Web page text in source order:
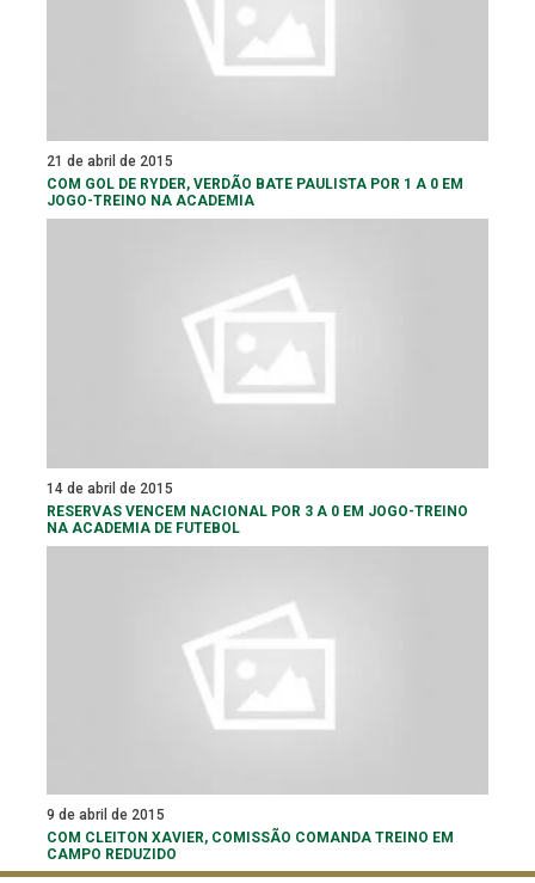
21 de abril de 2015
COM GOL DE RYDER, VERDÃO BATE PAULISTA POR 1 A 0 EM
JOGO-TREINO NA ACADEMIA
14 de abril de 2015
RESERVAS VENCEM NACIONAL POR 3 A 0 EM JOGO-TREINO
NA ACADEMIA DE FUTEBOL
9 de abril de 2015
COM CLEITON XAVIER, COMISSÃO COMANDA TREINO EM
CAMPO REDUZIDO